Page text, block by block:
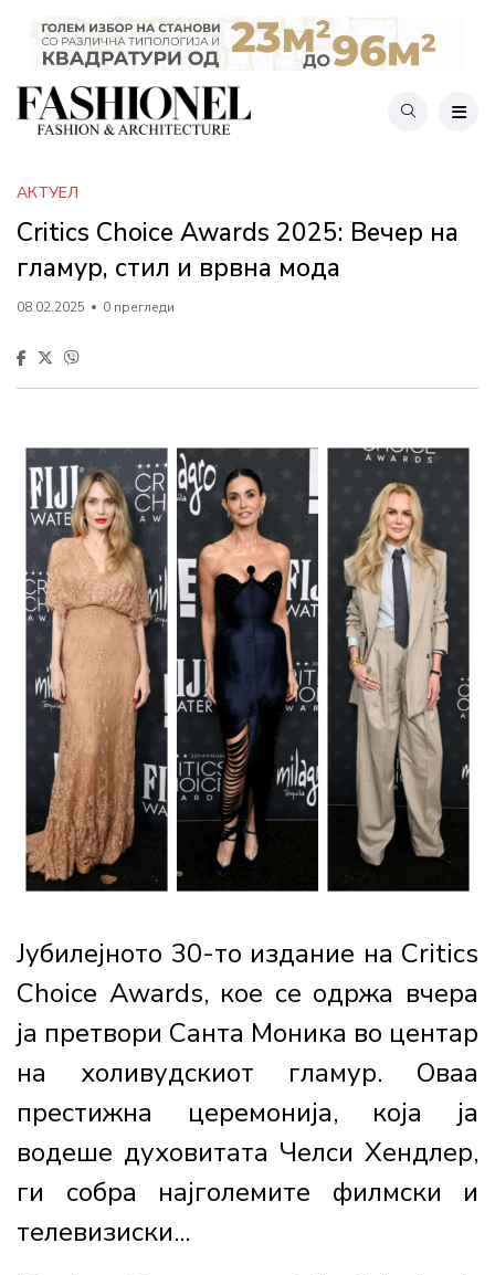
АКТУЕЛ
Critics Choice Awards 2025: Вечер на
гламур, стил и врвна мода
08.02.2025 0 прегледи
Јубилејното 30-то издание на Critics
Choice Awards, кое се одржа вчера
ја претвори Санта Моника во центар
на холивудскиот гламур. Оваа
престижна церемонија, која ја
водеше духовитата Челси Хендлер,
ги собра најголемите филмски и
телевизиски...